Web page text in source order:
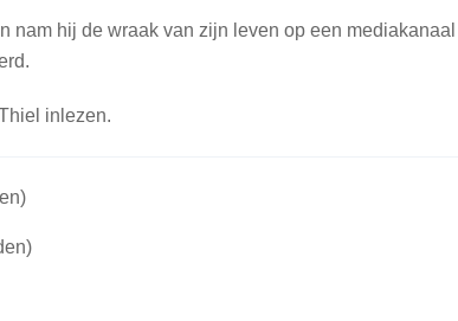
nam hij de wraak van zijn leven op een mediakanaal
inlezen.